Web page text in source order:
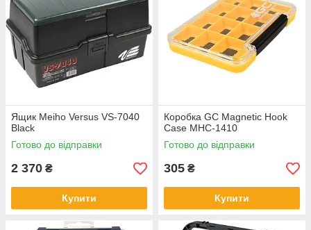
Ящик Meiho Versus VS-7040
Black
Готово до відправки
2 370 ₴
Купити
Коробка GC Magnetic Hook
Case MHC-1410
Готово до відправки
305 ₴
Купити